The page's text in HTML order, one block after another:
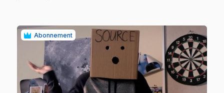
Abonnement